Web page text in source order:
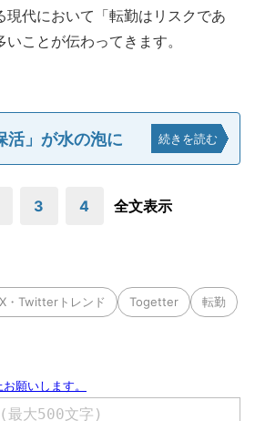
現代において「転勤はリスクであ
ことが伝わってきます。
活」が水の泡に 続きを読む
3 4 全文表示
・Twitterトレンド Togetter 転勤